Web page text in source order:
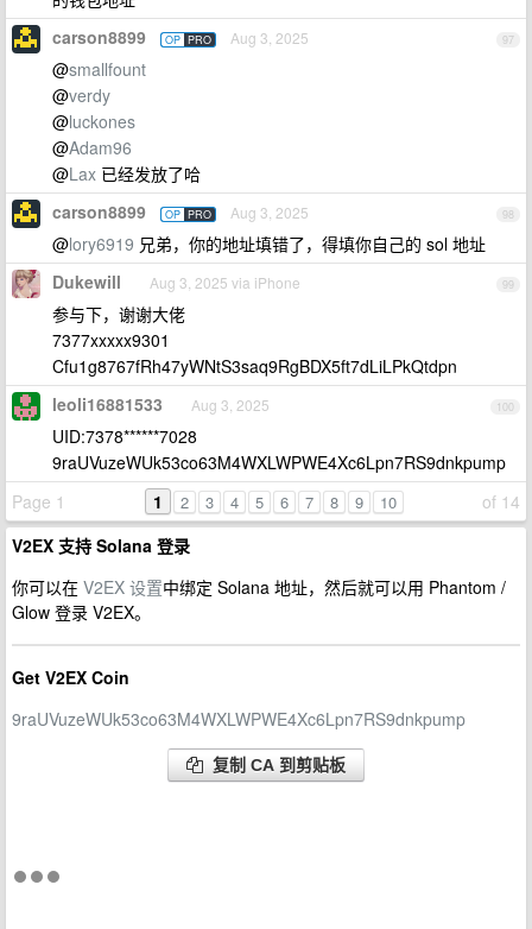
97
carson8899 OP PRO Aug 3, 2025
@smallfount
@verdy
@luckones
@Adam96
@Lax 已经发放了哈
98
carson8899 OP PRO Aug 3, 2025
@lory6919 兄弟，你的地址填错了，得填你自己的 sol 地址
99
Dukewill Aug 3, 2025 via iPhone
参与下，谢谢大佬
7377xxxxx9301
Cfu1g8767fRh47yWNtS3saq9RgBDX5ft7dLiLPkQtdpn
100
leoli16881533 Aug 3, 2025
UID:7378******7028
9raUVuzeWUk53co63M4WXLWPWE4Xc6Lpn7RS9dnkpump
Page 1
of 14
1 2 3 4 5 6 7 8 9 10
V2EX 支持 Solana 登录
你可以在 V2EX 设置中绑定 Solana 地址，然后就可以用 Phantom /
Glow 登录 V2EX。
Get V2EX Coin
9raUVuzeWUk53co63M4WXLWPWE4Xc6Lpn7RS9dnkpump
复制 CA 到剪贴板